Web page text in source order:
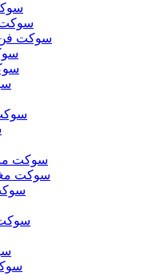
سوکت
سوکت فن
سوکت
سوکت
سوکت